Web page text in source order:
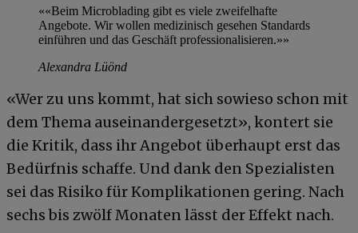
««Beim Microblading gibt es viele zweifelhafte
Angebote. Wir wollen medizinisch gesehen Standards
einführen und das Geschäft professionalisieren.»»
Alexandra Lüönd
«Wer zu uns kommt, hat sich sowieso schon mit
dem Thema auseinandergesetzt», kontert sie
die Kritik, dass ihr Angebot überhaupt erst das
Bedürfnis schaffe. Und dank den Spezialisten
sei das Risiko für Komplikationen gering. Nach
sechs bis zwölf Monaten lässt der Effekt nach.